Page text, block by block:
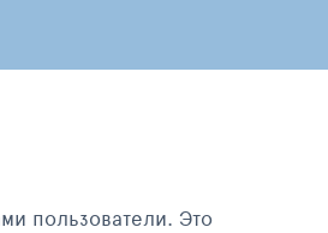
пользователи. Это